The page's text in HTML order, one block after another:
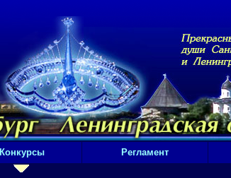
Конкурсы Регламент